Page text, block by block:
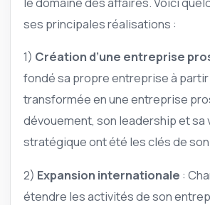
ses principales réalisations :
1) Création d’une entreprise
fondé sa propre entreprise à partir
transformée en une entreprise
dévouement, son leadership et sa
stratégique ont été les clés de
2) Expansion internationale :
étendre les activités de son